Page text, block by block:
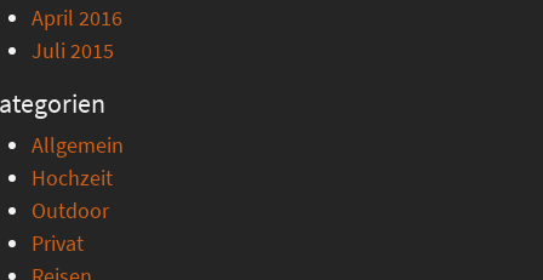
April 2016
Juli 2015
Allgemein
Hochzeit
Outdoor
Privat